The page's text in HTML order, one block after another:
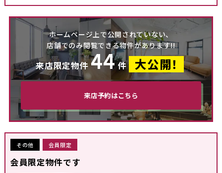
ホームページ上で公開されていない、
店舗でのみ閲覧できる物件があります!!
来店限定物件 44 件 大公開！
来店予約はこちら
その他 会員限定
会員限定物件です